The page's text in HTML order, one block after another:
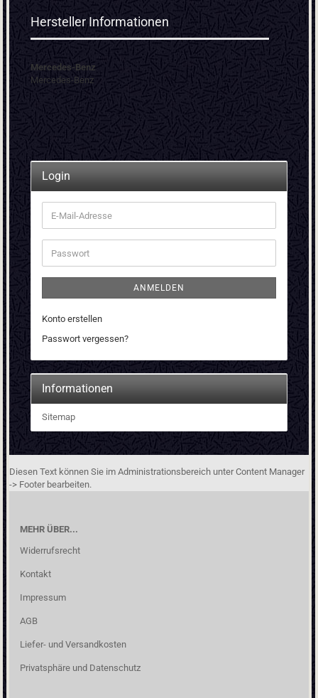
Hersteller Informationen
Mercedes-Benz
Mercedes-Benz
Login
E-
Mail-
Adresse
Passwort
ANMELDEN
Konto erstellen
Passwort vergessen?
Informationen
Sitemap
Diesen Text können Sie im Administrationsbereich unter Content Manager
-> Footer bearbeiten.
MEHR ÜBER...
Widerrufsrecht
Kontakt
Impressum
AGB
Liefer- und Versandkosten
Privatsphäre und Datenschutz